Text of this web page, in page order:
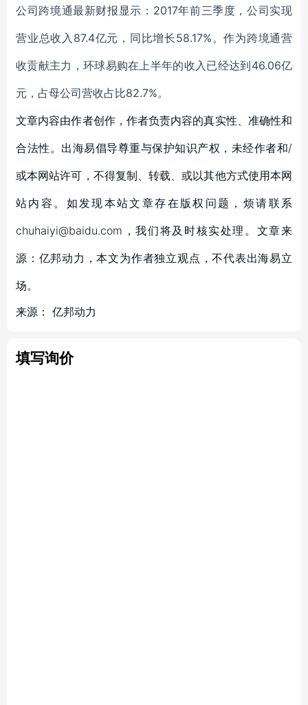
公司跨境通最新财报显示：2017年前三季度，公司实现
营业总收入87.4亿元，同比增长58.17%。作为跨境通营
收贡献主力，环球易购在上半年的收入已经达到46.06亿
元，占母公司营收占比82.7%。
文章内容由作者创作，作者负责内容的真实性、准确性和
合法性。出海易倡导尊重与保护知识产权，未经作者和/
或本网站许可，不得复制、转载、或以其他方式使用本网
站内容。如发现本站文章存在版权问题，烦请联系
chuhaiyi@baidu.com，我们将及时核实处理。文章来
源：亿邦动力，本文为作者独立观点，不代表出海易立
场。
来源： 亿邦动力
填写询价